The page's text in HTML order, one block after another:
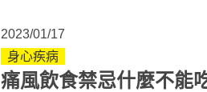
2023/01/17
身心疾病
痛風飲食禁忌什麼不能